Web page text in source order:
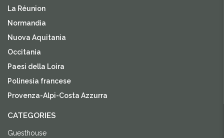
La Réunion
Normandia
Nuova Aquitania
Occitania
Paesi della Loira
Polinesia francese
Provenza-Alpi-Costa Azzurra
CATEGORIES
Guesthouse